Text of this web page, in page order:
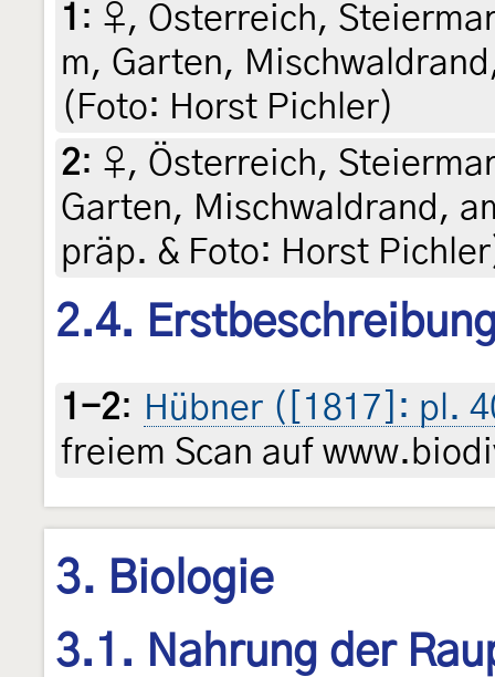
1 : ♀, Österreich,
m, Garten,
(Foto: Horst Pichler)
2: ♀, Österreich,
Garten, Mischwaldrand,
präp. & Foto: Horst
2.4.
1-2: Hübner ([1817]: pl.
freiem Scan auf
3. Biologie
3.1. Nahrung der